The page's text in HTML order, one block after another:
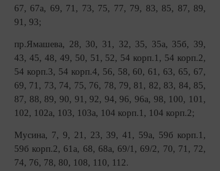
67, 67а, 69, 71, 73, 75, 77, 79, 83, 85, 87, 89,
91, 93;
пр.Ямашева, 28, 30, 31, 32, 35, 35а, 35б, 39,
43, 45, 48, 49, 50, 51, 52, 54 корп.1, 54 корп.2,
54 корп.3, 54 корп.4, 56, 58, 60, 61, 63, 65, 67,
69, 71, 73, 74, 75, 76, 78, 79, 81, 82, 83, 84, 85,
87, 88, 89, 90, 91, 92, 94, 96, 96а, 98, 100, 101,
102, 102а, 103, 103а, 104 корп.1, 104 корп.2;
Мусина, 7, 9, 21, 23, 39, 41, 59а, 59б корп.1,
59б корп.2, 61а, 68, 68а, 69/1, 69/2, 70, 71, 72,
74, 76, 78, 80, 108, 110, 112.